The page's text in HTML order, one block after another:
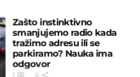
Zašto instinktivno
smanjujemo radio kada
tražimo adresu ili se
parkiramo? Nauka ima
odgovor
1 0